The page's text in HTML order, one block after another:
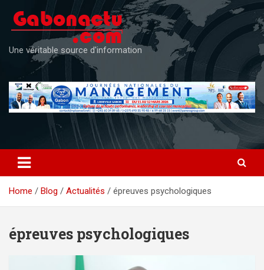
content
Une véritable source d'information
Home Blog Actualités épreuves psychologiques
épreuves psychologiques